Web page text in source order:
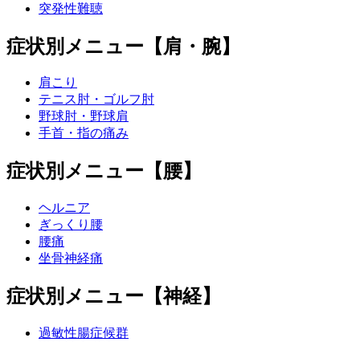
突発性難聴
症状別メニュー【肩・腕】
肩こり
テニス肘・ゴルフ肘
野球肘・野球肩
手首・指の痛み
症状別メニュー【腰】
ヘルニア
ぎっくり腰
腰痛
坐骨神経痛
症状別メニュー【神経】
過敏性腸症候群